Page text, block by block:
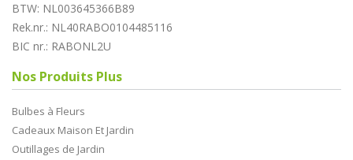
BTW: NL003645366B89
Rek.nr.: NL40RABO0104485116
BIC nr.: RABONL2U
Nos Produits Plus
Bulbes à Fleurs
Cadeaux Maison Et Jardin
Outillages de Jardin